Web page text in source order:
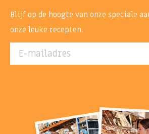
Blijf op de hoogte van onze speciale
onze leuke recepten.
E-mailadres